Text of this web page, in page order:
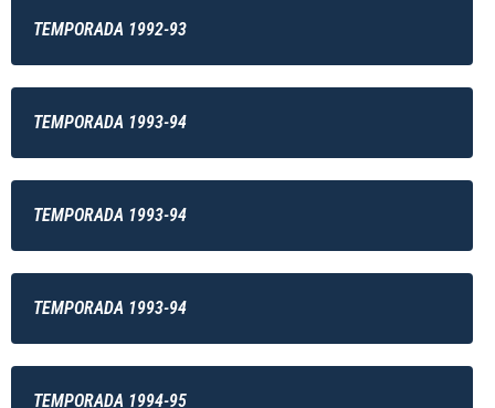
TEMPORADA 1992-93
TEMPORADA 1993-94
TEMPORADA 1993-94
TEMPORADA 1993-94
TEMPORADA 1994-95